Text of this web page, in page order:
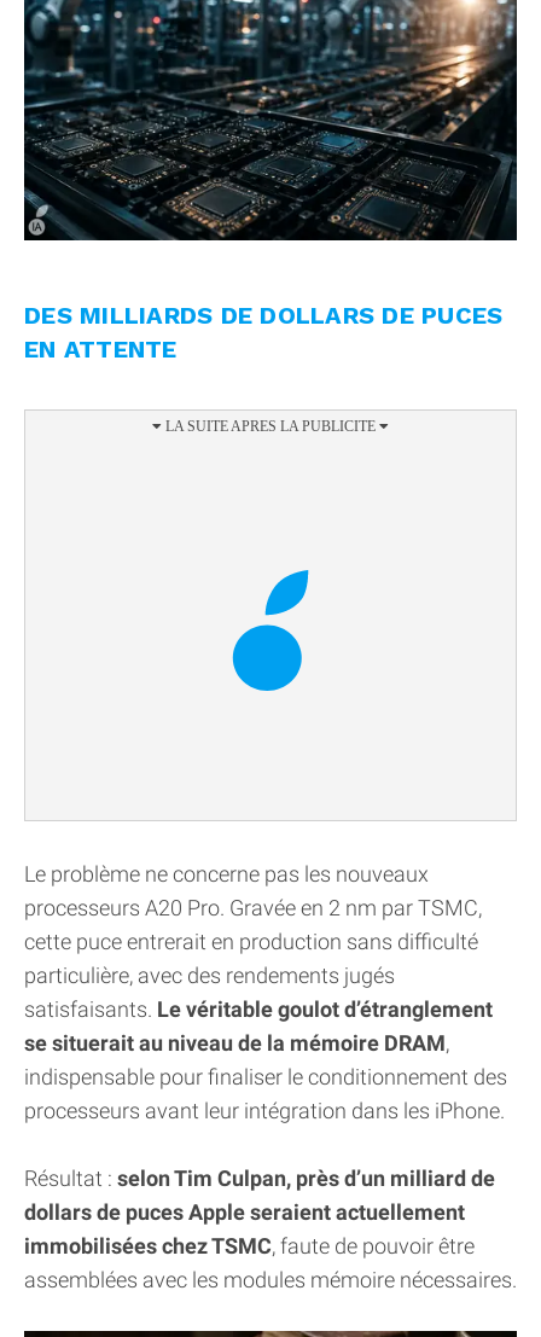
DES MILLIARDS DE DOLLARS DE PUCES
EN ATTENTE
Le problème ne concerne pas les nouveaux
processeurs A20 Pro. Gravée en 2 nm par TSMC,
cette puce entrerait en production sans difficulté
particulière, avec des rendements jugés
satisfaisants. Le véritable goulot d’étranglement
se situerait au niveau de la mémoire DRAM,
indispensable pour finaliser le conditionnement des
processeurs avant leur intégration dans les iPhone.
Résultat : selon Tim Culpan, près d’un milliard de
dollars de puces Apple seraient actuellement
immobilisées chez TSMC, faute de pouvoir être
assemblées avec les modules mémoire nécessaires.